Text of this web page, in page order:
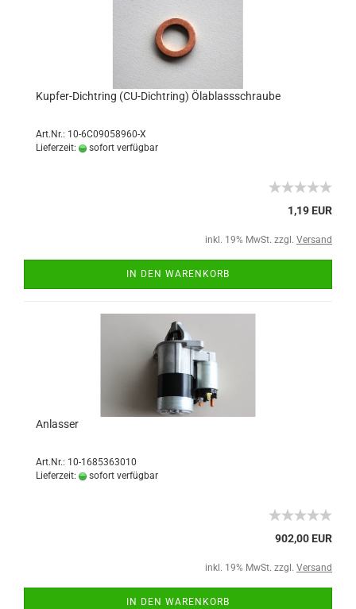
Kupfer-Dichtring (CU-Dichtring) Ölablassschraube
Art.Nr.: 10-6C09058960-X
Lieferzeit:
sofort verfügbar
1,19 EUR
inkl. 19% MwSt. zzgl. Versand
IN DEN WARENKORB
Anlasser
Art.Nr.: 10-1685363010
Lieferzeit:
sofort verfügbar
902,00 EUR
inkl. 19% MwSt. zzgl. Versand
IN DEN WARENKORB